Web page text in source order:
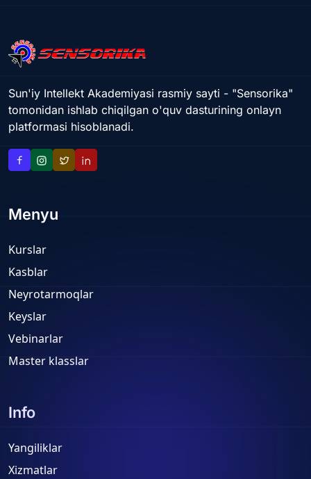
Sun'iy Intellekt Akademiyasi rasmiy sayti - "Sensorika"
tomonidan ishlab chiqilgan o'quv dasturining onlayn
platformasi hisoblanadi.
Menyu
Kurslar
Kasblar
Neyrotarmoqlar
Keyslar
Vebinarlar
Master klasslar
Info
Yangiliklar
Xizmatlar